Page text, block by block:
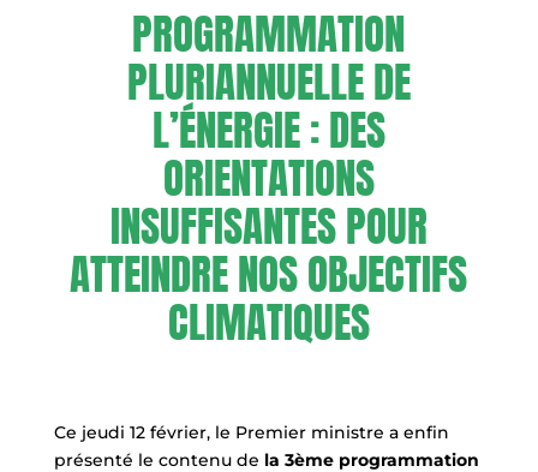
PROGRAMMATION
PLURIANNUELLE DE
L’ÉNERGIE : DES
ORIENTATIONS
INSUFFISANTES POUR
ATTEINDRE NOS OBJECTIFS
CLIMATIQUES
Ce jeudi 12 février, le Premier ministre a enfin
présenté le contenu de la 3ème programmation